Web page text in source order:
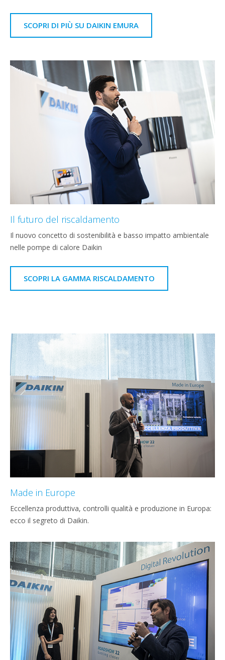
SCOPRI DI PIÙ SU DAIKIN EMURA
Il futuro del riscaldamento
Il nuovo concetto di sostenibilità e basso impatto ambientale
nelle pompe di calore Daikin
SCOPRI LA GAMMA RISCALDAMENTO
Made in Europe
Eccellenza produttiva, controlli qualità e produzione in Europa:
ecco il segreto di Daikin.